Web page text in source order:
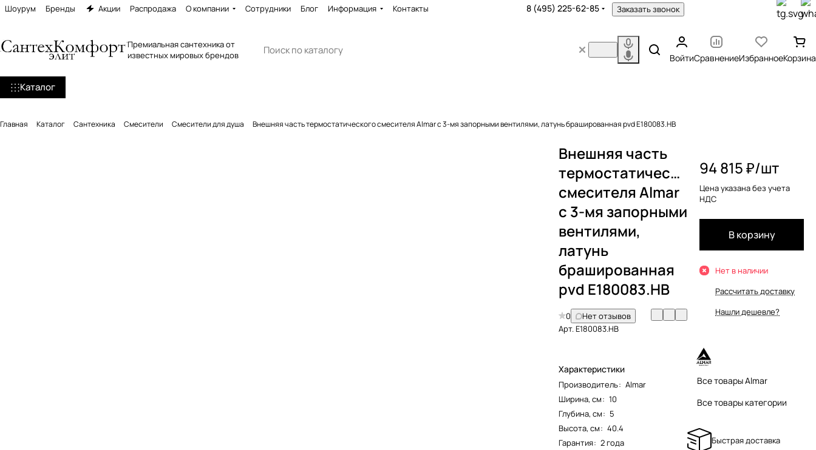
Шоурум Бренды Акции Распродажа О компании Сотрудники Блог Информация Контакты 8 (495) 225-62-85 Заказать звонок
Премиальная сантехника от
известных мировых брендов
ВойтиСравнениеИзбранноеКорзина
Каталог
Главная Каталог Сантехника Смесители Смесители для душа Внешняя часть термостатического смесителя Almar с 3-мя запорными вентилями, латунь брашированная pvd E180083.HB
Внешняя часть
термостатического
смесителя Almar
с 3-мя запорными
вентилями,
латунь
брашированная
pvd E180083.HB
0
Нет отзывов
Арт.E180083.HB
Характеристики
Производитель: Almar
Ширина, см: 10
Глубина, см: 5
Высота, см: 40.4
Гарантия: 2 года
94 815 ₽/шт
Цена указана без учета
НДС
В корзину
Нет в наличии
Рассчитать доставку
Нашли дешевле?
Все товары Almar
Все товары категории
Быстрая доставка